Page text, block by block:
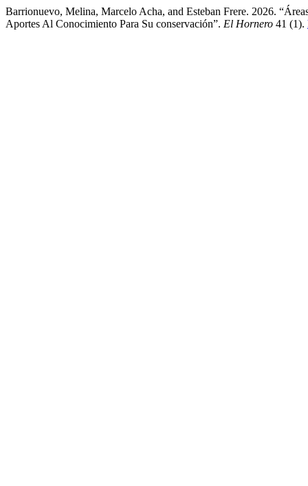
Barrionuevo, Melina, Marcelo Acha, and Esteban Frere. 2026.
Aportes Al Conocimiento Para Su conservación”. El Hornero 41 (1).